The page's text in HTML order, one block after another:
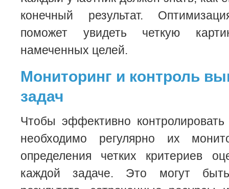
конечный результат.
поможет увидеть четкую
намеченных целей.
Мониторинг и контроль
задач
Чтобы эффективно
необходимо регулярно их
определения четких критериев
каждой задаче. Это могут